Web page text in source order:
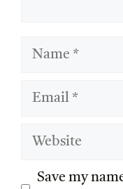
Name
Email
Website
Save my